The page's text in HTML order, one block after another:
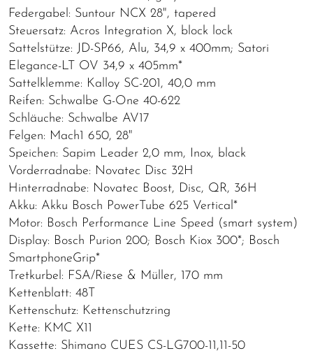
Federgabel: Suntour NCX 28", tapered
Steuersatz: Acros Integration X, block lock
Sattelstütze: JD-SP66, Alu, 34,9 x 400mm; Satori
Elegance-LT OV 34,9 x 405mm*
Sattelklemme: Kalloy SC-201, 40,0 mm
Reifen: Schwalbe G-One 40-622
Schläuche: Schwalbe AV17
Felgen: Mach1 650, 28"
Speichen: Sapim Leader 2,0 mm, Inox, black
Vorderradnabe: Novatec Disc 32H
Hinterradnabe: Novatec Boost, Disc, QR, 36H
Akku: Akku Bosch PowerTube 625 Vertical*
Motor: Bosch Performance Line Speed (smart system)
Display: Bosch Purion 200; Bosch Kiox 300*; Bosch
SmartphoneGrip*
Tretkurbel: FSA/Riese & Müller, 170 mm
Kettenblatt: 48T
Kettenschutz: Kettenschutzring
Kette: KMC X11
Kassette: Shimano CUES CS-LG700-11,11-50